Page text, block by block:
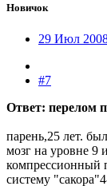
Новичок
29 Июл
#7
Ответ: перелом
парень,25 лет.
мозг на уровне 9
компрессионный
систему